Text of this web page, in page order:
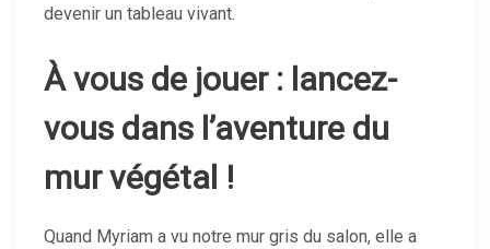
devenir un tableau vivant.
À vous de jouer : lancez-
vous dans l’aventure du
mur végétal !
Quand Myriam a vu notre mur gris du salon, elle a